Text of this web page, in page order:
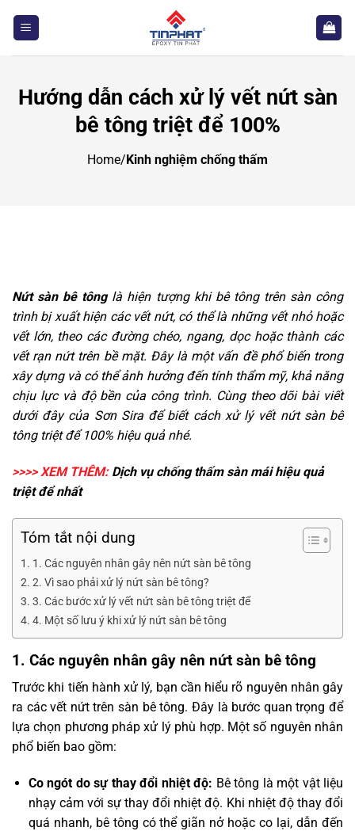
Hướng dẫn cách xử lý vết nứt sàn
bê tông triệt để 100%
Home/ Kinh nghiệm chống thấm
Nứt sàn bê tông là hiện tượng khi bê tông trên sàn công
trình bị xuất hiện các vết nứt, có thể là những vết nhỏ hoặc
vết lớn, theo các đường chéo, ngang, dọc hoặc thành các
vết rạn nứt trên bề mặt. Đây là một vấn đề phổ biến trong
xây dựng và có thể ảnh hưởng đến tính thẩm mỹ, khả năng
chịu lực và độ bền của công trình. Cùng theo dõi bài viết
dưới đây của Sơn Sira để biết cách xử lý vết nứt sàn bê
tông triệt để 100% hiệu quả nhé.
>>>> XEM THÊM:Dịch vụ chống thấm sàn máihiệu quả
triệt để nhất
Tóm tắt nội dung
1. Các nguyên nhân gây nên nứt sàn bê tông
2. Vì sao phải xử lý nứt sàn bê tông?
3. Các bước xử lý vết nứt sàn bê tông triệt để
4. Một số lưu ý khi xử lý nứt sàn bê tông
1. Các nguyên nhân gây nên nứt sàn bê tông
Trước khi tiến hành xử lý, bạn cần hiểu rõ nguyên nhân gây
ra các vết nứt trên sàn bê tông. Đây là bước quan trọng để
lựa chọn phương pháp xử lý phù hợp. Một số nguyên nhân
phổ biến bao gồm:
Co ngót do sự thay đổi nhiệt độ: Bê tông là một vật liệu
nhạy cảm với sự thay đổi nhiệt độ. Khi nhiệt độ thay đổi
quá nhanh, bê tông có thể giãn nở hoặc co lại, dẫn đến